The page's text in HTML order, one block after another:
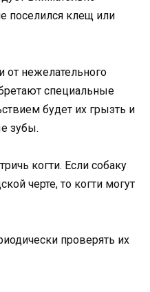
поселился клещ или
от нежелательного
специальные
будет их грызть и
зубы.
когти. Если собаку
черте, то когти могут
проверять их